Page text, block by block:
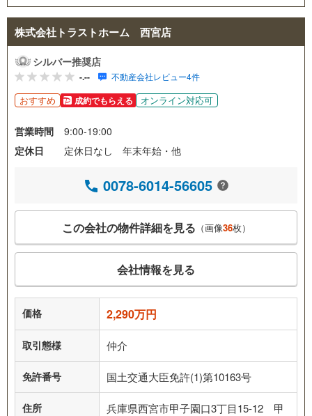
株式会社トラストホーム 西宮店
シルバー推奨店
-.-- 不動産会社レビュー4件
おすすめ 成約でもらえる オンライン対応可
営業時間
9:00-19:00
定休日
定休日なし 年末年始・他
0078-6014-56605
この会社の物件詳細を見る （画像36枚）
会社情報を見る
価格 2,290万円
取引態様 仲介
免許番号 国土交通大臣免許(1)第10163号
住所
兵庫県西宮市甲子園口3丁目15-12 甲